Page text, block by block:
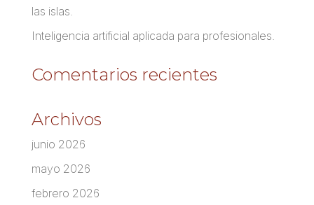
las islas.
Inteligencia artificial aplicada para profesionales.
Comentarios recientes
Archivos
junio 2026
mayo 2026
febrero 2026